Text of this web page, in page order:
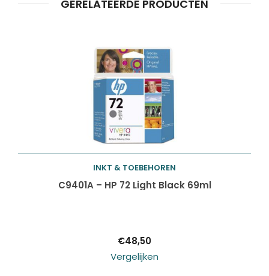
GERELATEERDE PRODUCTEN
Toevoegen aan
INKT & TOEBEHOREN
C9401A – HP 72 Light Black 69ml
€48,50
Vergelijken
zoeken ZOEKEN